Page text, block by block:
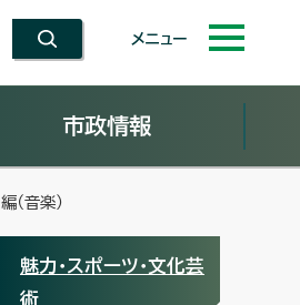
メニュー
市政情報
音楽）
魅力・スポーツ・文化芸
術